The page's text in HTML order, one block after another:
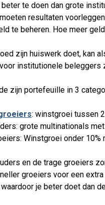
beter te doen dan grote
resultaten
te beheren. Hoe meer
zijn huiswerk doet, kan
institutionele beleggers
zijn portefeuille in 3
: winstgroei tussen
grote multinationals
Winstgroei onder
en de trage groeiers
groeiers voor een
je beter doet dan